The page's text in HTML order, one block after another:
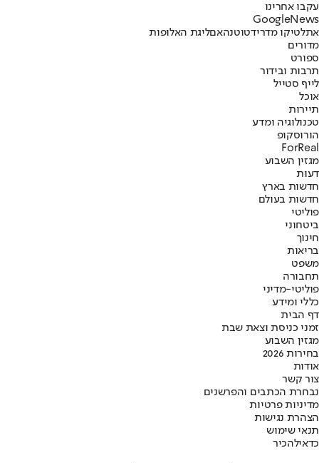
עקבו אחרינו
Googl eNews
אתלטיקו מדרידטוטנהאםליגת האלופות
מדורים
ספורט
תרבות ובידור
לייף סטייל
אוכל
תיירות
טכנולוגיה ומדע
הורוסקופ
ForReal
מגזין השבוע
דעות
חדשות בארץ
חדשות בעולם
פוליטי
ביטחוני
חינוך
בריאות
משפט
תחבורה
פוליטי-מדיני
כללי ומידע
דף הבית
זמני כניסת וצאת שבת
מגזין השבוע
בחירות 2026
אודות
צור קשר
נבחרת הכתבים והפרשנים
מדיניות פרטיות
הצהרת נגישות
תנאי שימוש
כדאילהכיר